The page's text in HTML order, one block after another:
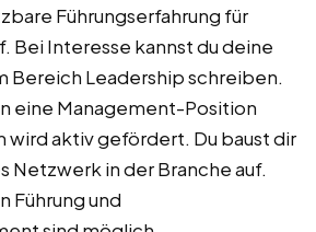
Führungserfahrung für
Bei Interesse kannst du deine
Bereich Leadership schreiben.
eine Management-Position
wird aktiv gefördert. Du baust dir
Netzwerk in der Branche auf.
Führung und